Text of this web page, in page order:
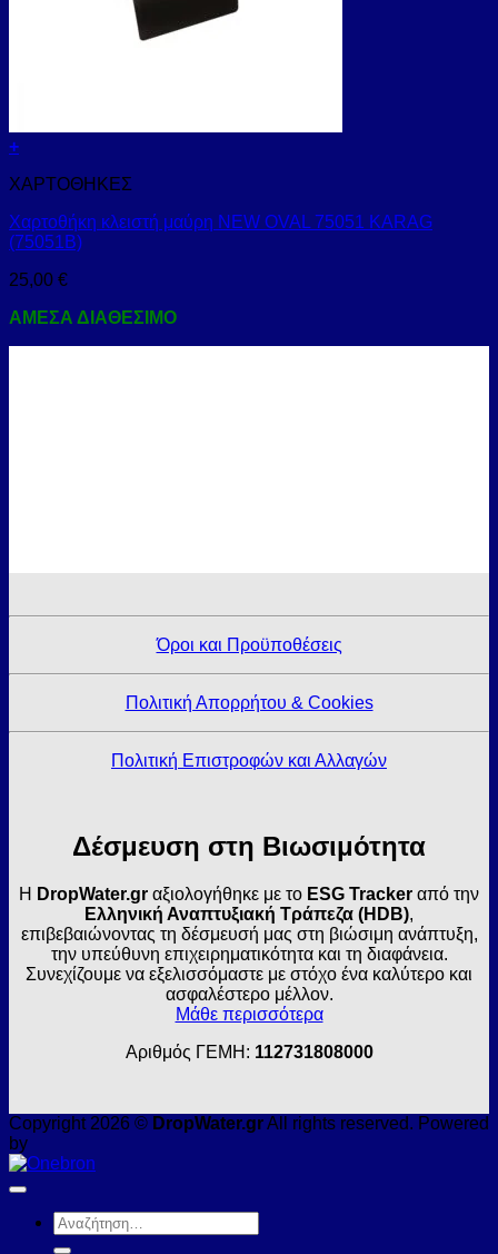
+
ΧΑΡΤΟΘΗΚΕΣ
Χαρτοθήκη κλειστή μαύρη NEW OVAL 75051 KARAG
(75051B)
25,00 €
ΑΜΕΣΑ ΔΙΑΘΕΣΙΜΟ
Όροι και Προϋποθέσεις
Πολιτική Απορρήτου & Cookies
Πολιτική Επιστροφών και Αλλαγών
Δέσμευση στη Βιωσιμότητα
Η DropWater.gr αξιολογήθηκε με το ESG Tracker από την
Ελληνική Αναπτυξιακή Τράπεζα (HDB),
επιβεβαιώνοντας τη δέσμευσή μας στη βιώσιμη ανάπτυξη,
την υπεύθυνη επιχειρηματικότητα και τη διαφάνεια.
Συνεχίζουμε να εξελισσόμαστε με στόχο ένα καλύτερο και
ασφαλέστερο μέλλον.
Μάθε περισσότερα
Αριθμός ΓΕΜΗ: 112731808000
Copyright 2026 © DropWater.grAll rights reserved. Powered
by
Αναζήτηση
για: